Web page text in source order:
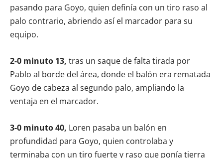
pasando para Goyo, quien definía con un tiro raso al
palo contrario, abriendo así el marcador para su
equipo.
2-0 minuto 13, tras un saque de falta tirada por
Pablo al borde del área, donde el balón era rematada
Goyo de cabeza al segundo palo, ampliando la
ventaja en el marcador.
3-0 minuto 40, Loren pasaba un balón en
profundidad para Goyo, quien controlaba y
terminaba con un tiro fuerte y raso que ponía tierra